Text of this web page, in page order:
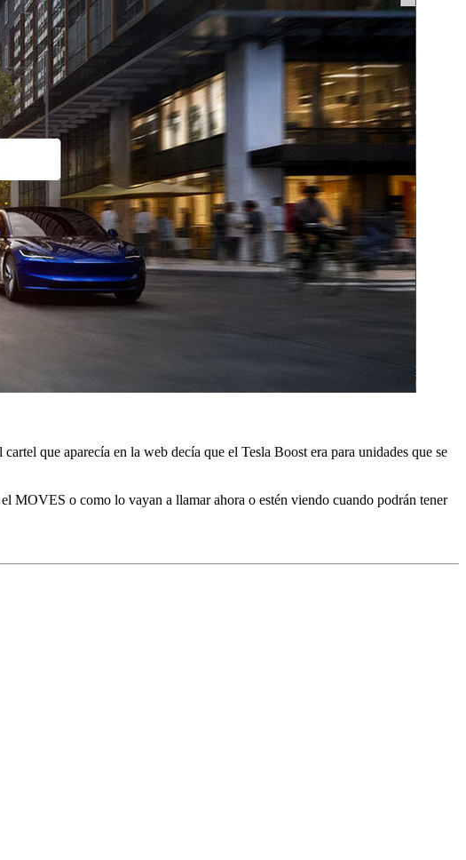
que aparecía en la web decía que el Tesla Boost era para unidades que se
MOVES o como lo vayan a llamar ahora o estén viendo cuando podrán tener